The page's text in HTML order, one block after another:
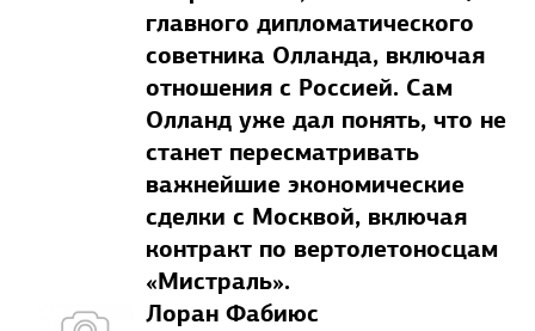
главного дипломатического
советника Олланда, включая
отношения с Россией. Сам
Олланд уже дал понять, что не
станет пересматривать
важнейшие экономические
сделки с Москвой, включая
контракт по вертолетоносцам
«Мистраль».
Лоран Фабиюс